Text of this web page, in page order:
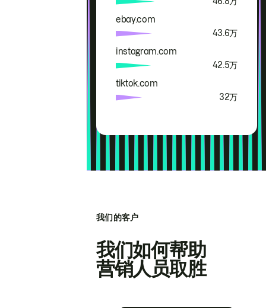
ebay.com
43.6万
instagram.com
42.5万
tiktok.com
32万
我们的客户
我们如何帮助
营销人员取胜